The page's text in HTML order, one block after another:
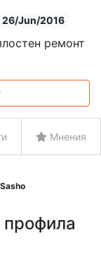
26/Jun/2016
ремонт
Мнения
Sasho